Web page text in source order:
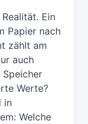
Ein
Papier nach
zählt am
auch
Werte?
in
Welche